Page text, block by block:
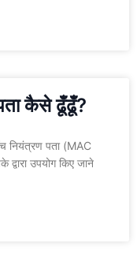
कैसे ढूँढूँ?
नियंत्रण पता (MAC
उपयोग किए जाने